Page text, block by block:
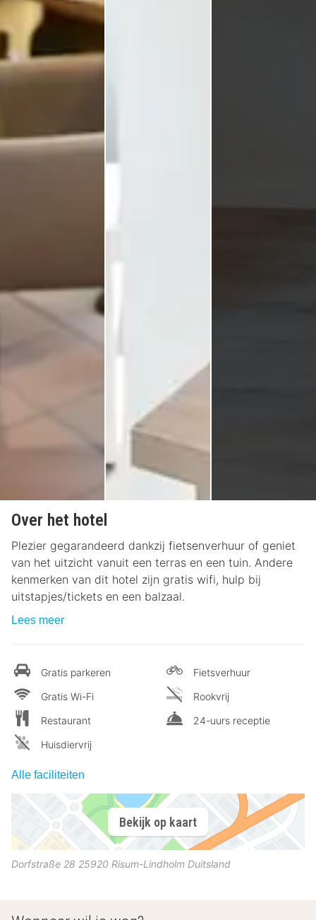
Over het hotel
Plezier gegarandeerd dankzij fietsenverhuur of geniet
van het uitzicht vanuit een terras en een tuin. Andere
kenmerken van dit hotel zijn gratis wifi, hulp bij
uitstapjes/tickets en een balzaal.
Lees meer
Gratis parkeren
Gratis Wi-Fi
Restaurant
Huisdiervrij
Fietsverhuur
Rookvrij
24-uurs receptie
Alle faciliteiten
Bekijk op kaart
Dorfstraße 28 25920 Risum-Lindholm Duitsland